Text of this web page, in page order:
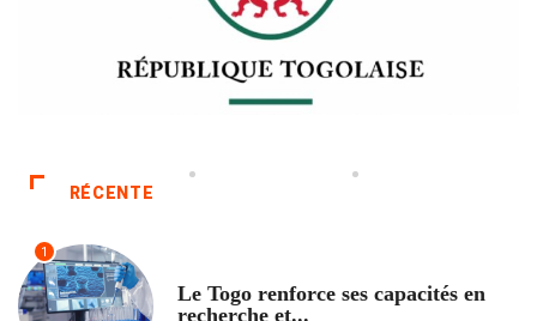
RÉCENTE
1
Le Togo renforce ses capacités en
recherche et...